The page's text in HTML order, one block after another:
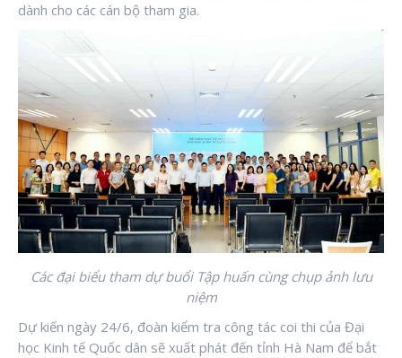
dành cho các cán bộ tham gia.
Các đại biểu tham dự buổi Tập huấn cùng chụp ảnh lưu
niệm
Dự kiến ngày 24/6, đoàn kiểm tra công tác coi thi của Đại
học Kinh tế Quốc dân sẽ xuất phát đến tỉnh Hà Nam để bắt